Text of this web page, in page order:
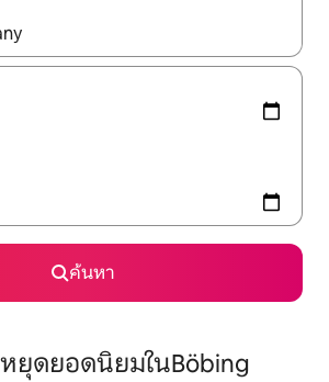
ช้การสัมผัสหรือปัด เพื่อสำรวจผลการค้นหา
ค้นหา
ยุดยอดนิยมในBöbing